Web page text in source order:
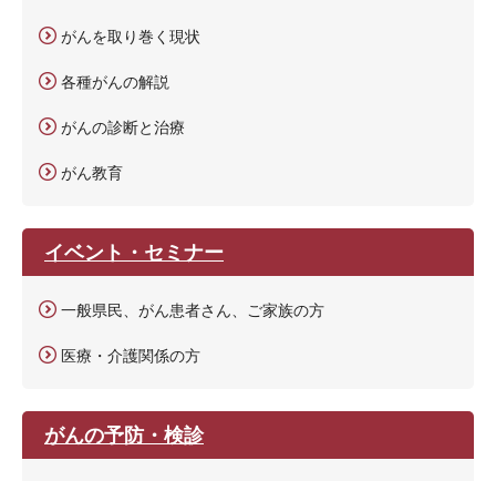
がんを取り巻く現状
各種がんの解説
がんの診断と治療
がん教育
イベント・セミナー
一般県民、がん患者さん、ご家族の方
医療・介護関係の方
がんの予防・検診